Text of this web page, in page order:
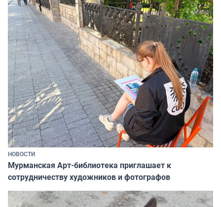
НОВОСТИ
Мурманская Арт-библиотека приглашает к
сотрудничеству художников и фотографов